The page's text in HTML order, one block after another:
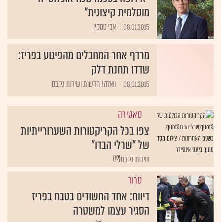
מוסלמית קיצונית"
08.01.2015 אבי טמקין
מרדף אחר המחבלים מהפיגוע בפריז:
שדדו תחנת דלק
08.01.2015 וואלה! חדשות ושירות גלובס
סאטירה
צפו בכל הקריקטורות השערורייתיות
של "שרלי הבדו"
{19}שירות גלובס
טרור
דיווח: אחד החשודים בטבח בפריז
הסגיר עצמו למשטרה